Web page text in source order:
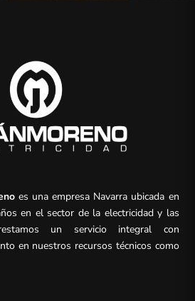
es una empresa Navarra ubicada en
en el sector de la electricidad y las
un servicio integral con
en nuestros recursos técnicos como